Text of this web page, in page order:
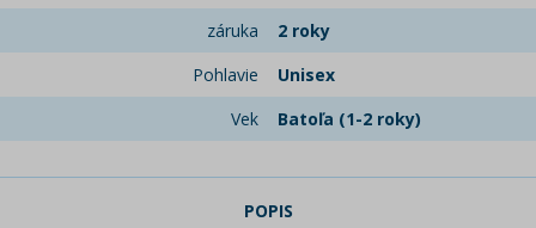
záruka
2 roky
Pohlavie
Unisex
Vek
Batoľa (1-2 roky)
POPIS